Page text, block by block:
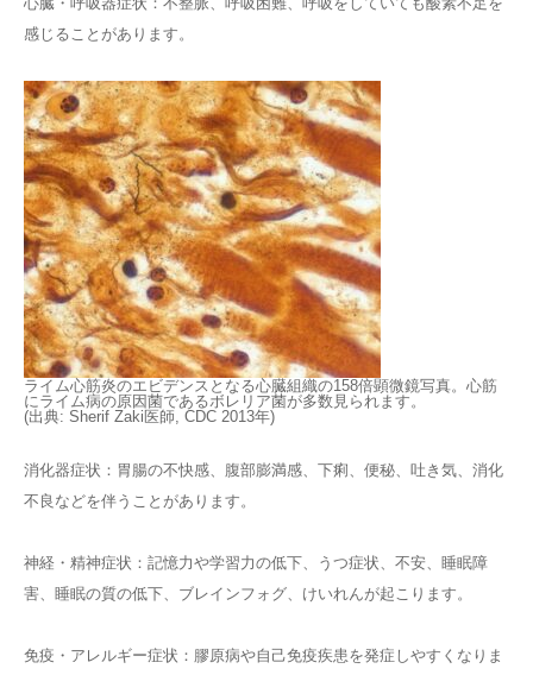
感じることがあります。
ライム心筋炎のエビデンスとなる心臓組織の158倍顕微鏡写真。心筋
にライム病の原因菌であるボレリア菌が多数見られます。
(出典: Sherif Zaki医師, CDC 2013年)
消化器症状：胃腸の不快感、腹部膨満感、下痢、便秘、吐き気、消化
不良などを伴うことがあります。
神経・精神症状：記憶力や学習力の低下、うつ症状、不安、睡眠障
害、睡眠の質の低下、ブレインフォグ、けいれんが起こります。
免疫・アレルギー症状：膠原病や自己免疫疾患を発症しやすくなりま